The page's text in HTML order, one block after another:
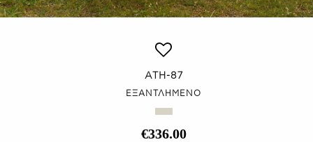
ATH-87
ΕΞΑΝΤΛΗΜΕΝΟ
€336.00